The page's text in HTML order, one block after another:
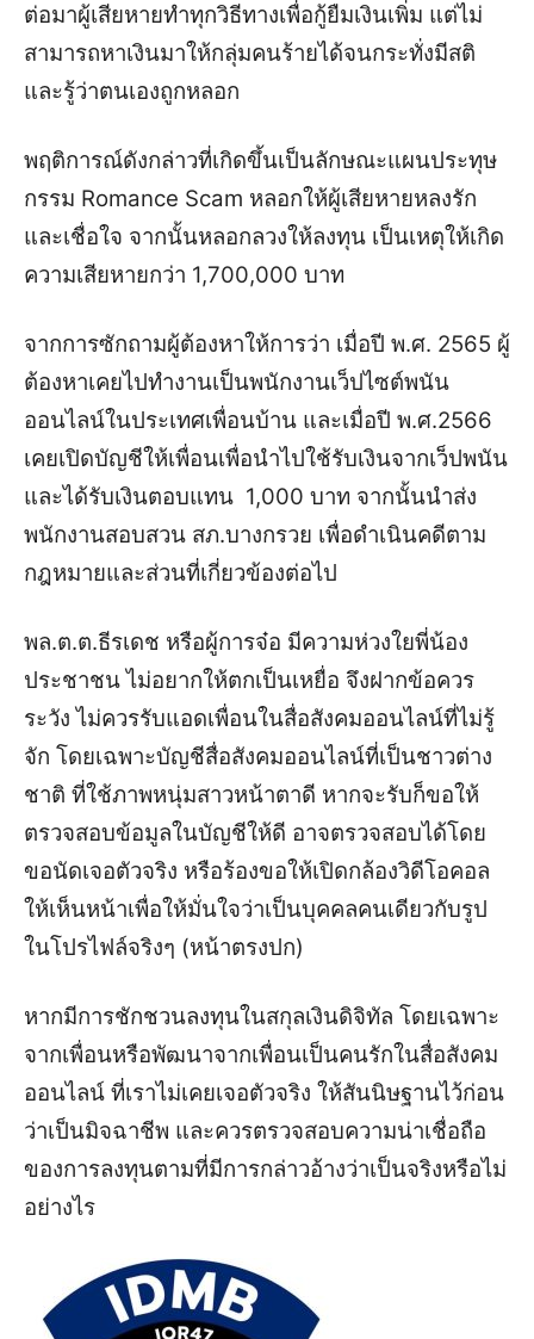
ต่อมาผู้เสียหายทำทุกวิธีทางเพื่อกู้ยืมเงินเพิ่ม แต่ไม่
สามารถหาเงินมาให้กลุ่มคนร้ายได้จนกระทั่งมีสติ
และรู้ว่าตนเองถูกหลอก
พฤติการณ์ดังกล่าวที่เกิดขึ้นเป็นลักษณะแผนประทุษ
กรรม Romance Scam หลอกให้ผู้เสียหายหลงรัก
และเชื่อใจ จากนั้นหลอกลวงให้ลงทุน เป็นเหตุให้เกิด
ความเสียหายกว่า 1,700,000 บาท
จากการซักถามผู้ต้องหาให้การว่า เมื่อปี พ.ศ. 2565 ผู้
ต้องหาเคยไปทำงานเป็นพนักงานเว็ปไซต์พนัน
ออนไลน์ในประเทศเพื่อนบ้าน และเมื่อปี พ.ศ.2566
เคยเปิดบัญชีให้เพื่อนเพื่อนำไปใช้รับเงินจากเว็ปพนัน
และได้รับเงินตอบแทน 1,000 บาท จากนั้นนำส่ง
พนักงานสอบสวน สภ.บางกรวย เพื่อดำเนินคดีตาม
กฎหมายและส่วนที่เกี่ยวข้องต่อไป
พล.ต.ต.ธีรเดช หรือผู้การจ๋อ มีความห่วงใยพี่น้อง
ประชาชน ไม่อยากให้ตกเป็นเหยื่อ จึงฝากข้อควร
ระวัง ไม่ควรรับแอดเพื่อนในสื่อสังคมออนไลน์ที่ไม่รู้
จัก โดยเฉพาะบัญชีสื่อสังคมออนไลน์ที่เป็นชาวต่าง
ชาติ ที่ใช้ภาพหนุ่มสาวหน้าตาดี หากจะรับก็ขอให้
ตรวจสอบข้อมูลในบัญชีให้ดี อาจตรวจสอบได้โดย
ขอนัดเจอตัวจริง หรือร้องขอให้เปิดกล้องวิดีโอคอล
ให้เห็นหน้าเพื่อให้มั่นใจว่าเป็นบุคคลคนเดียวกับรูป
ในโปรไฟล์จริงๆ (หน้าตรงปก)
หากมีการชักชวนลงทุนในสกุลเงินดิจิทัล โดยเฉพาะ
จากเพื่อนหรือพัฒนาจากเพื่อนเป็นคนรักในสื่อสังคม
ออนไลน์ ที่เราไม่เคยเจอตัวจริง ให้สันนิษฐานไว้ก่อน
ว่าเป็นมิจฉาชีพ และควรตรวจสอบความน่าเชื่อถือ
ของการลงทุนตามที่มีการกล่าวอ้างว่าเป็นจริงหรือไม่
อย่างไร